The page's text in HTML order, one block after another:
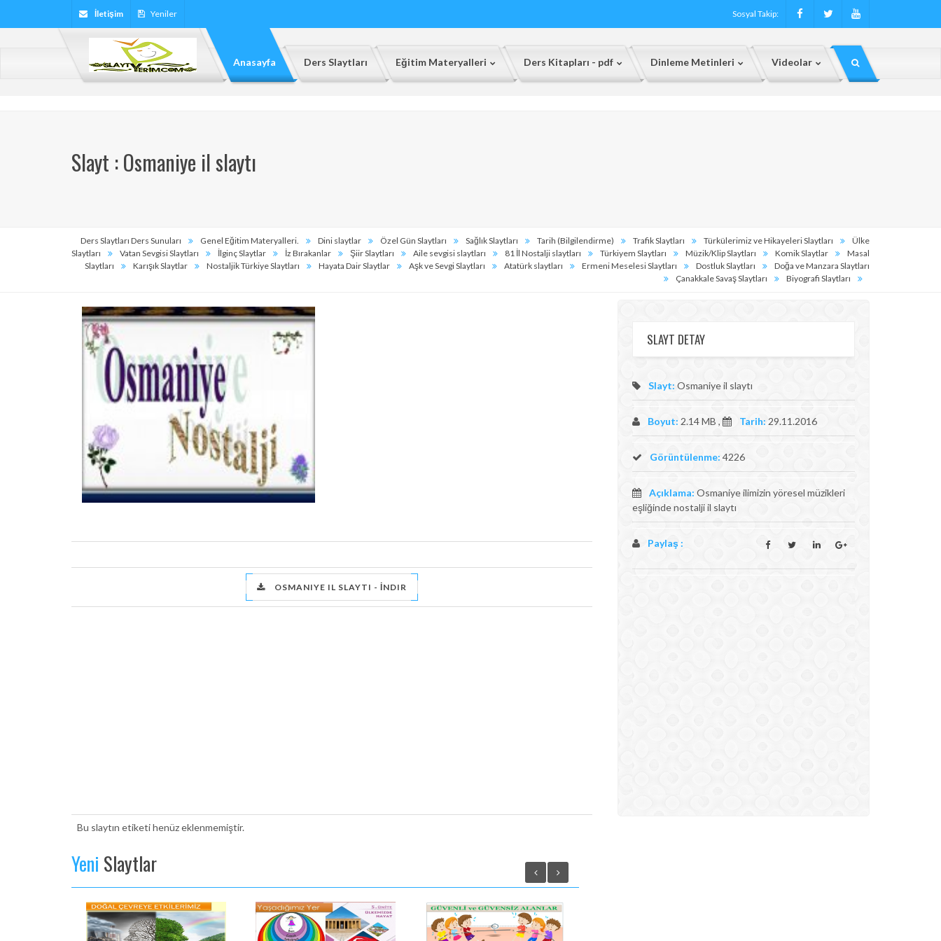
İletişim Yeniler Sosyal Takip:
Anasayfa Ders Slaytları Eğitim Materyalleri Ders Kitapları - pdf Dinleme Metinleri Videolar
Slayt : Osmaniye il slaytı
Ders Slaytları Ders Sunuları Genel Eğitim Materyalleri. Dini slaytlar Özel Gün Slaytları Sağlık Slaytları Tarih (Bilgilendirme) Trafik Slaytları Türkülerimiz ve Hikayeleri Slaytları
Ülke
Slaytları
Vatan Sevgisi Slaytları İlginç Slaytlar İz Bırakanlar Şiir Slaytları Aile sevgisi slaytları 81 İl Nostalji slaytları Türkiyem Slaytları Müzik/Klip Slaytları Komik Slaytlar
Masal
Slaytları
Karışık Slaytlar Nostaljik Türkiye Slaytları Hayata Dair Slaytlar Aşk ve Sevgi Slaytları Atatürk slaytları Ermeni Meselesi Slaytları Dostluk Slaytları
Doğa ve Manzara Slaytları
Çanakkale Savaş Slaytları
Biyografi Slaytları
OSMANIYE IL SLAYTI - İNDIR
Bu slaytın etiketi henüz eklenmemiştir.
Yeni Slaytlar
SLAYT DETAY
Slayt: Osmaniye il slaytı
Boyut: 2.14 MB , Tarih: 29.11.2016
Görüntülenme: 4226
Açıklama: Osmaniye ilimizin yöresel müzikleri
eşliğinde nostalji il slaytı
Paylaş :